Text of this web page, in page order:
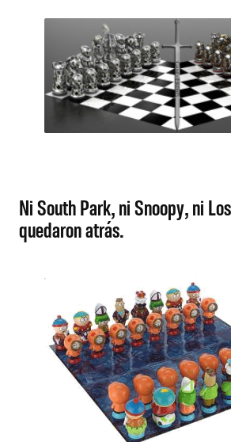
Ni South Park, ni Snoopy, ni
quedaron atrás.